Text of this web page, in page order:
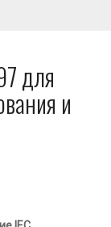
для
и